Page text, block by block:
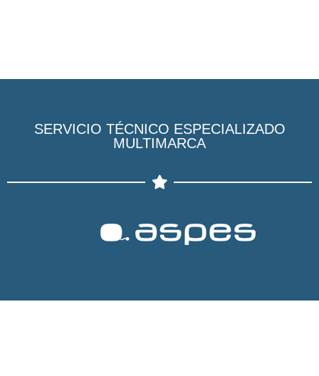
SERVICIO TÉCNICO ESPECIALIZADO
MULTIMARCA